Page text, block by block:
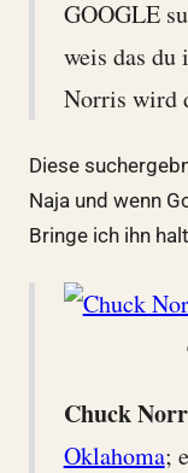
GOOGLE
weis das
Norris wird
Diese
Naja und wenn
Bringe ich ihn
Chuck
Oklahoma;